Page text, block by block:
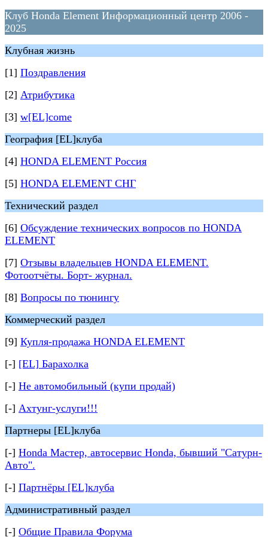
Клуб Honda Element Информационный центр 2006 -
2025
Клубная жизнь
[1] Поздравления
[2] Атрибутика
[3] w[EL]come
География [EL]клуба
[4] HONDA ELEMENT Россия
[5] HONDA ELEMENT СНГ
Технический раздел
[6] Обсуждение технических вопросов по HONDA
ELEMENT
[7] Отзывы владельцев HONDA ELEMENT.
Фотоотчёты. Борт- журнал.
[8] Вопросы по тюнингу
Коммерческий раздел
[9] Купля-продажа HONDA ELEMENT
[-] [EL] Барахолка
[-] Не автомобильный (купи продай)
[-] Ахтунг-услуги!!!
Партнеры [EL]клуба
[-] Honda Мастер, автосервис Honda, бывший "Сатурн-
Авто".
[-] Партнёры [EL]клуба
Административный раздел
[-] Общие Правила Форума